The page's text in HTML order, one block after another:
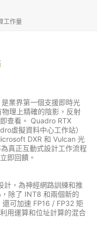
工作量
業界第一個支援即時光
理上精確的陰影，反射
查看。 Quadro RTX
虛擬資料中心工作站）
DXR 和 Vulcan 光
真正互動式設計工作流程
即回饋。
計，為神經網路訓練和推
除了 INT8 和兩個新的
可加速 FP16 / FP32 矩
用運算和位址計算的混合